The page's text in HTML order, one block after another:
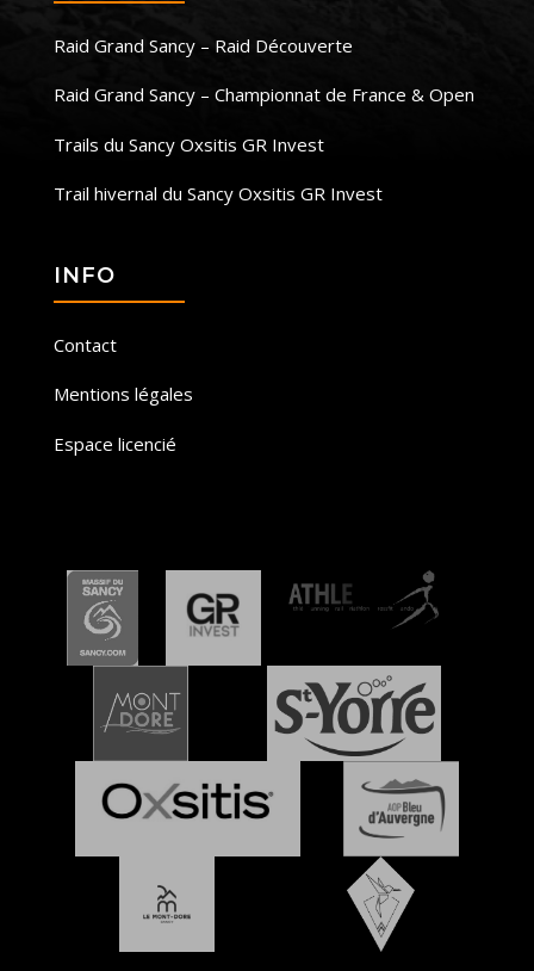
Raid Grand Sancy – Raid Découverte
Raid Grand Sancy – Championnat de France & Open
Trails du Sancy Oxsitis GR Invest
Trail hivernal du Sancy Oxsitis GR Invest
INFO
Contact
Mentions légales
Espace licencié